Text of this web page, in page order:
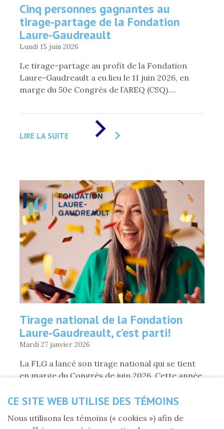
Cinq personnes gagnantes au
tirage-partage de la Fondation
Laure-Gaudreault
Lundi 15 juin 2026
Le tirage-partage au profit de la Fondation
Laure-Gaudreault a eu lieu le 11 juin 2026, en
marge du 50e Congrès de l’AREQ (CSQ)....
LIRE LA SUITECINQ
PARTAGE
DE
LA
FONDATION
LAURE-
GAUDREAULT
»
Tirage national de la Fondation
Laure-Gaudreault, c’est parti!
Mardi 27 janvier 2026
La FLG a lancé son tirage national qui se tient
en marge du Congrès de juin 2026. Cette année,
DE
CE SITE WEB UTILISE DES TÉMOINS
Nous utilisons les témoins (« cookies ») afin de